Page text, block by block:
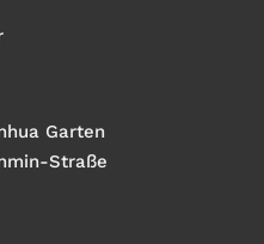
Garten
Straße